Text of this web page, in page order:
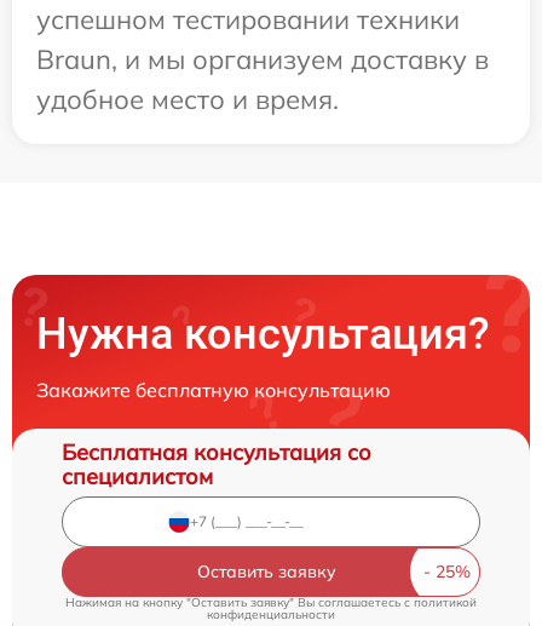
успешном тестировании техники
Braun, и мы организуем доставку в
удобное место и время.
Нужна консультация?
Закажите бесплатную консультацию
Бесплатная консультация со
специалистом
Оставить заявку
Нажимая на кнопку "Оставить заявку" Вы соглашаетесь cполитикой
конфиденциальности